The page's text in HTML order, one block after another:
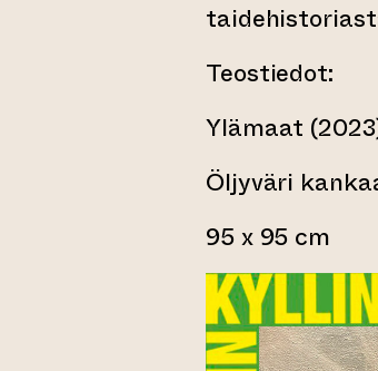
Teostiedot:
Ylämaat
Öljyväri
95 x 95 cm